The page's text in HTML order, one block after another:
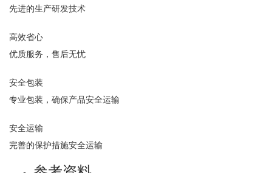
先进的生产研发技术
高效省心
优质服务，售后无忧
安全包装
专业包装，确保产品安全运输
安全运输
完善的保护措施安全运输